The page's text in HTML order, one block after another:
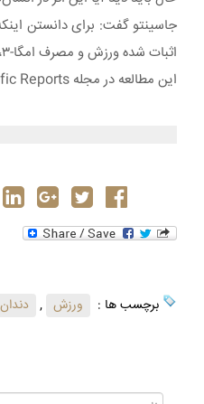
جاسینتو گفت: برای دانستن
اثبات شده ورزش و مصرف امگا-۳، این مطالعه یک مدرک مهم دیگر دال بر این موضوع است.
این مطالعه در مجله Scientific Reports منتشر شده است.
برچسب ها : ورزش ,